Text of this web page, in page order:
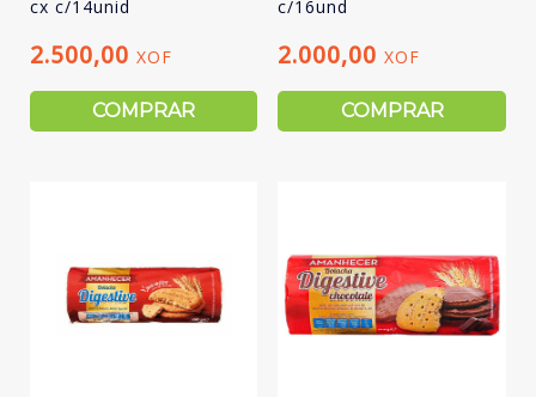
cx c/14unid
2.500,00 XOF
COMPRAR
c/16und
2.000,00XOF
COMPRAR